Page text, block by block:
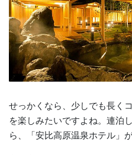
せっかくなら、少しでも長く
を楽しみたいですよね。連泊
ら、「安比高原温泉ホテル」